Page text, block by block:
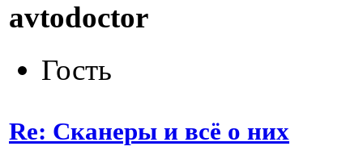
avtodoctor
Гость
Re: Сканеры и всё о них